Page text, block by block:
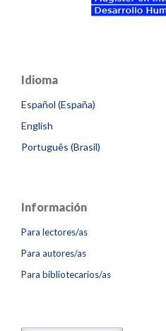
Idioma
Español (España)
English
Português (Brasil)
Información
Para lectores/as
Para autores/as
Para bibliotecarios/as